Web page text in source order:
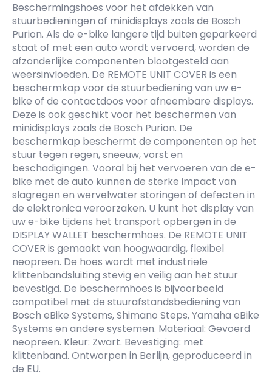
Beschermingshoes voor het afdekken van
stuurbedieningen of minidisplays zoals de Bosch
Purion. Als de e-bike langere tijd buiten geparkeerd
staat of met een auto wordt vervoerd, worden de
afzonderlijke componenten blootgesteld aan
weersinvloeden. De REMOTE UNIT COVER is een
beschermkap voor de stuurbediening van uw e-
bike of de contactdoos voor afneembare displays.
Deze is ook geschikt voor het beschermen van
minidisplays zoals de Bosch Purion. De
beschermkap beschermt de componenten op het
stuur tegen regen, sneeuw, vorst en
beschadigingen. Vooral bij het vervoeren van de e-
bike met de auto kunnen de sterke impact van
slagregen en wervelwater storingen of defecten in
de elektronica veroorzaken. U kunt het display van
uw e-bike tijdens het transport opbergen in de
DISPLAY WALLET beschermhoes. De REMOTE UNIT
COVER is gemaakt van hoogwaardig, flexibel
neopreen. De hoes wordt met industriële
klittenbandsluiting stevig en veilig aan het stuur
bevestigd. De beschermhoes is bijvoorbeeld
compatibel met de stuurafstandsbediening van
Bosch eBike Systems, Shimano Steps, Yamaha eBike
Systems en andere systemen. Materiaal: Gevoerd
neopreen. Kleur: Zwart. Bevestiging: met
klittenband. Ontworpen in Berlijn, geproduceerd in
de EU.